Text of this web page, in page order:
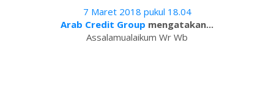
7 Maret 2018 pukul 18.04
Arab Credit Group mengatakan...
Assalamualaikum Wr Wb